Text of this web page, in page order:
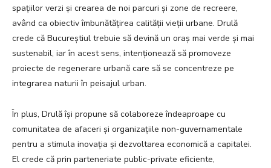
spațiilor verzi și crearea de noi parcuri și zone de recreere,
având ca obiectiv îmbunătățirea calității vieții urbane. Drulă
crede că Bucureștiul trebuie să devină un oraș mai verde și mai
sustenabil, iar în acest sens, intenționează să promoveze
proiecte de regenerare urbană care să se concentreze pe
integrarea naturii în peisajul urban.
În plus, Drulă își propune să colaboreze îndeaproape cu
comunitatea de afaceri și organizațiile non-guvernamentale
pentru a stimula inovația și dezvoltarea economică a capitalei.
El crede că prin parteneriate public-private eficiente,